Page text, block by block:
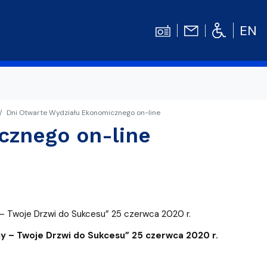
EN
Kontakt
Aktualności
Niezbędnik Studenta
Gala Absolwentów
Centrum Języków Obcych UG
Dni Otwarte Wydziału Ekonomicznego on-line
on-line
Twoje Drzwi do Sukcesu” 25 czerwca 2020 r.
– Twoje Drzwi do Sukcesu” 25 czerwca 2020 r.